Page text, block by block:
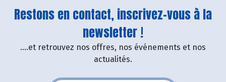
Restons en contact, inscrivez-vous à la
newsletter !
....et retrouvez nos offres, nos événements et nos
actualités.